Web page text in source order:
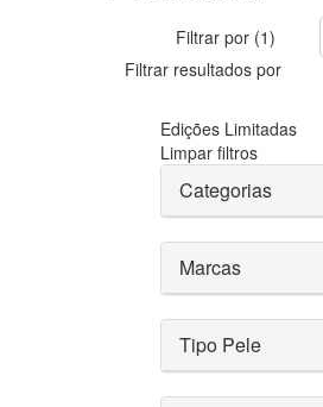
Filtrar por (1)
Filtrar resultados por
Edições Limitadas
Limpar filtros
Categorias
Marcas
Tipo Pele